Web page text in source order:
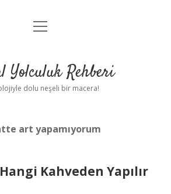
Anasayfa
Yasal Uyarı
menüyü
Yolculuk Rehberi
dolu neşeli bir macera!
art yapamıyorum
Kahveden Yapılır